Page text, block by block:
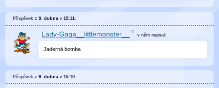
Příspěvek z9. dubna v15:11
Lady-Gaga__littlemonster__ v němnapsal:
Jaderná bomba
Příspěvek z9. dubna v15:10.